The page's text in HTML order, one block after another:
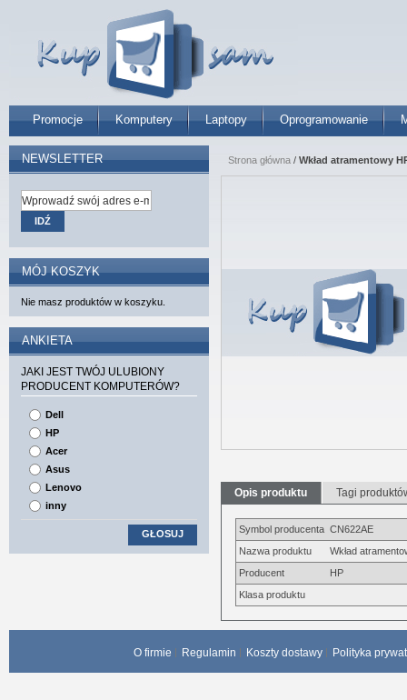
Promocje Komputery Laptopy Oprogramowanie
Strona główna / Wkład atramentowy
Opis produktu Tagi
Symbol producenta CN622AE
Nazwa produktu
Wkład
Producent
HP
Klasa produktu
NEWSLETTER
IDŹ
MÓJ KOSZYK
Nie masz produktów w koszyku.
ANKIETA
JAKI JEST TWÓJ ULUBIONY
PRODUCENT KOMPUTERÓW?
Dell
HP
Acer
Asus
Lenovo
inny
GŁOSUJ
O firmie Regulamin Koszty dostawy Polityka